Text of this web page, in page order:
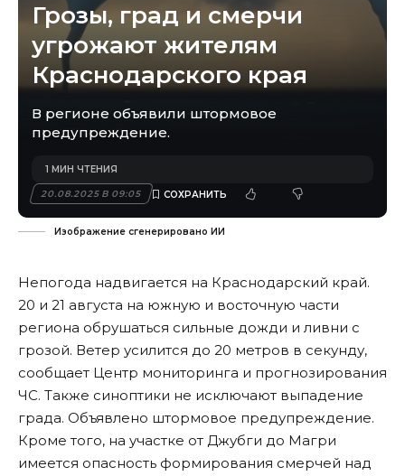
Грозы, град и смерчи
угрожают жителям
Краснодарского края
В регионе объявили штормовое
предупреждение.
20.08.2025 В 09:05
1 МИН ЧТЕНИЯ
Изображение сгенерировано ИИ
Непогода надвигается на Краснодарский край.
20 и 21 августа на южную и восточную части
региона обрушаться сильные дожди и ливни с
грозой. Ветер усилится до 20 метров в секунду,
сообщает Центр мониторинга и прогнозирования
ЧС. Также синоптики не исключают выпадение
града. Объявлено штормовое предупреждение.
Кроме того, на участке от Джубги до Магри
имеется опасность формирования смерчей над